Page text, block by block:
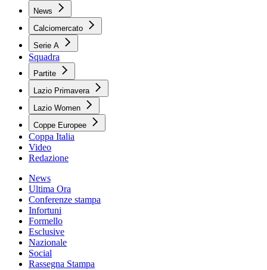
News
Calciomercato
Serie A
Squadra
Partite
Lazio Primavera
Lazio Women
Coppe Europee
Coppa Italia
Video
Redazione
News
Ultima Ora
Conferenze stampa
Infortuni
Formello
Esclusive
Nazionale
Social
Rassegna Stampa